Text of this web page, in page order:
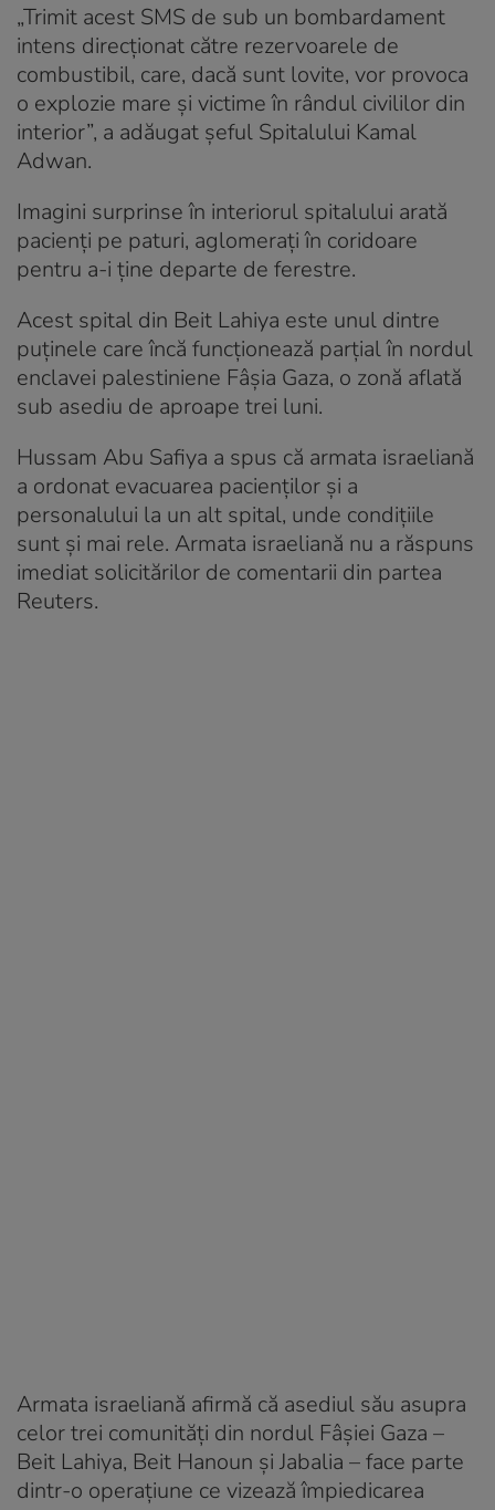
„Trimit acest SMS de sub un bombardament
intens direcționat către rezervoarele de
combustibil, care, dacă sunt lovite, vor provoca
o explozie mare şi victime în rândul civililor din
interior”, a adăugat șeful Spitalului Kamal
Adwan.
Imagini surprinse în interiorul spitalului arată
pacienţi pe paturi, aglomeraţi în coridoare
pentru a-i ţine departe de ferestre.
Acest spital din Beit Lahiya este unul dintre
puţinele care încă funcţionează parţial în nordul
enclavei palestiniene Fâşia Gaza, o zonă aflată
sub asediu de aproape trei luni.
Hussam Abu Safiya a spus că armata israeliană
a ordonat evacuarea pacienţilor şi a
personalului la un alt spital, unde condiţiile
sunt şi mai rele. Armata israeliană nu a răspuns
imediat solicitărilor de comentarii din partea
Reuters.
Armata israeliană afirmă că asediul său asupra
celor trei comunităţi din nordul Fâşiei Gaza –
Beit Lahiya, Beit Hanoun şi Jabalia – face parte
dintr-o operaţiune ce vizează împiedicarea